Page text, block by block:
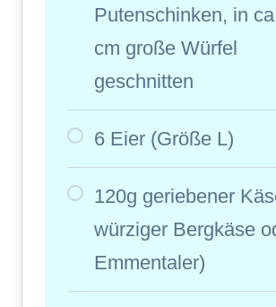
Putenschinken, in
cm große Würfel
geschnitten
6 Eier (Größe L)
120g geriebener
würziger Bergkäse
Emmentaler)